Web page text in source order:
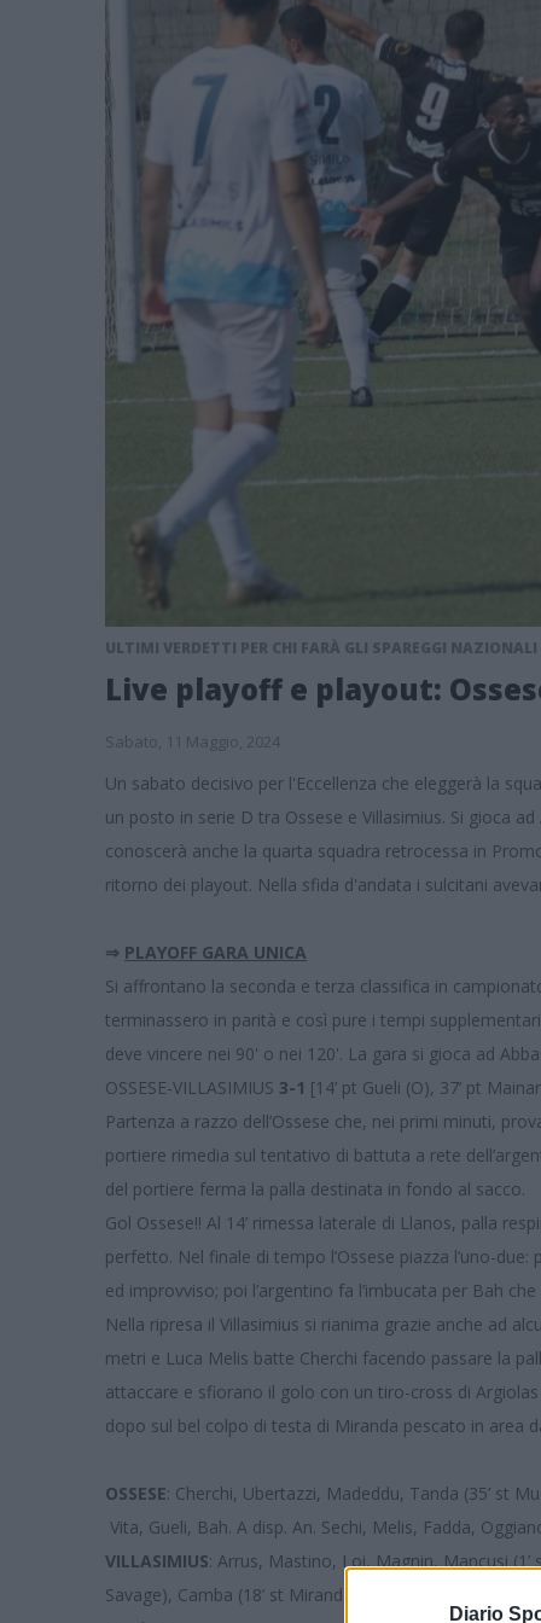
Diario
ULTIMI VERDETTI PER CHI FARÀ GLI SPAREGGI NAZIONALI
Live playoff e playout:
Sabato, 11 Maggio, 2024
Un sabato decisivo per l'Eccellenza che eleggerà la
un posto in serie D tra Ossese e Villasimius. Si gioca
conoscerà anche la quarta squadra retrocessa in
ritorno dei playout. Nella sfida d'andata i sulcitani
⇒ PLAYOFF GARA UNICA
Si affrontano la seconda e terza classifica in
terminassero in parità e così pure i tempi
deve vincere nei 90' o nei 120'. La gara si gioca ad
OSSESE-VILLASIMIUS 3-1 [14’ pt Gueli (O), 37’ pt
Partenza a razzo dell’Ossese che, nei primi minuti,
portiere rimedia sul tentativo di battuta a rete
del portiere ferma la palla destinata in fondo al sacco.
Gol Ossese!! Al 14’ rimessa laterale di Llanos, palla
perfetto. Nel finale di tempo l’Ossese piazza l’uno-
ed improvviso; poi l’argentino fa l’imbucata per Bah
Nella ripresa il Villasimius si rianima grazie anche ad
metri e Luca Melis batte Cherchi facendo passare la
attaccare e sfiorano il golo con un tiro-cross di
dopo sul bel colpo di testa di Miranda pescato in area
OSSESE: Cherchi, Ubertazzi, Madeddu, Tanda (35’ st
Vita, Gueli, Bah. A disp. An. Sechi, Melis, Fadda,
VILLASIMIUS: Arrus, Mastino, Loi, Magnin, Mancusi (1’
Savage), Camba (18’ st Miranda), Manca (22’ st A.